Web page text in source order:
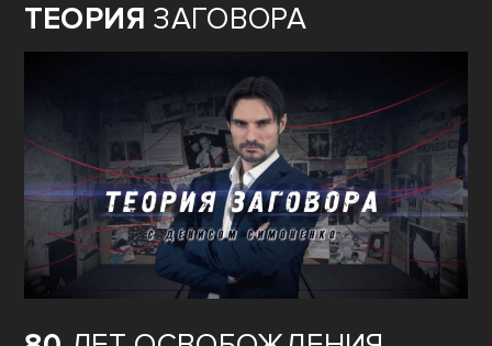
ТЕОРИЯ ЗАГОВОРА